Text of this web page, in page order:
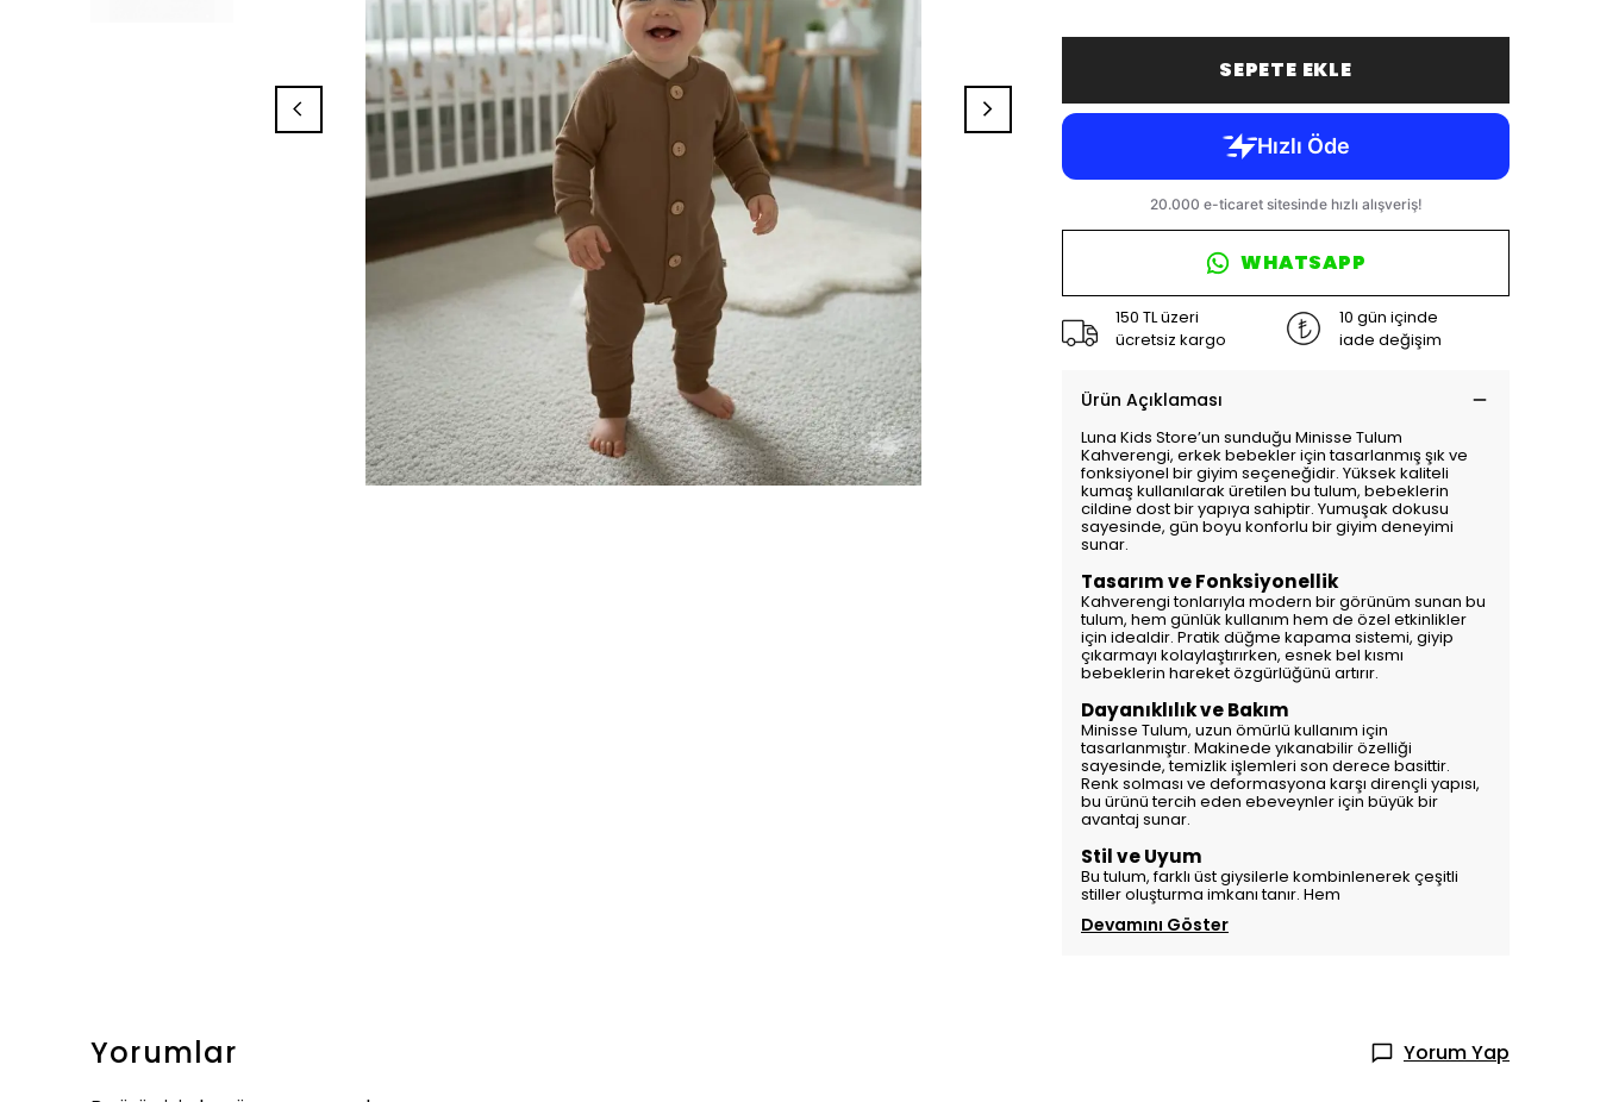
SEPETE EKLE
WHATSAPP
150 TL üzeri
ücretsiz kargo
10 gün içinde
iade değişim
Ürün Açıklaması
Luna Kids Store’un sunduğu Minisse Tulum
Kahverengi, erkek bebekler için tasarlanmış şık ve
fonksiyonel bir giyim seçeneğidir. Yüksek kaliteli
kumaş kullanılarak üretilen bu tulum, bebeklerin
cildine dost bir yapıya sahiptir. Yumuşak dokusu
sayesinde, gün boyu konforlu bir giyim deneyimi
sunar.
Tasarım ve Fonksiyonellik
Kahverengi tonlarıyla modern bir görünüm sunan bu
tulum, hem günlük kullanım hem de özel etkinlikler
için idealdir. Pratik düğme kapama sistemi, giyip
çıkarmayı kolaylaştırırken, esnek bel kısmı
bebeklerin hareket özgürlüğünü artırır.
Dayanıklılık ve Bakım
Minisse Tulum, uzun ömürlü kullanım için
tasarlanmıştır. Makinede yıkanabilir özelliği
sayesinde, temizlik işlemleri son derece basittir.
Renk solması ve deformasyona karşı dirençli yapısı,
bu ürünü tercih eden ebeveynler için büyük bir
avantaj sunar.
Stil ve Uyum
Bu tulum, farklı üst giysilerle kombinlenerek çeşitli
stiller oluşturma imkanı tanır. Hem
Devamını Göster
Yorumlar
Yorum Yap